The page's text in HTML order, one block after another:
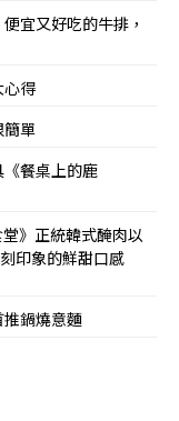
宜又好吃的牛排，
心得
簡單
餐桌上的鹿
》正統韓式醃肉以
印象的鮮甜口感
鍋燒意麵